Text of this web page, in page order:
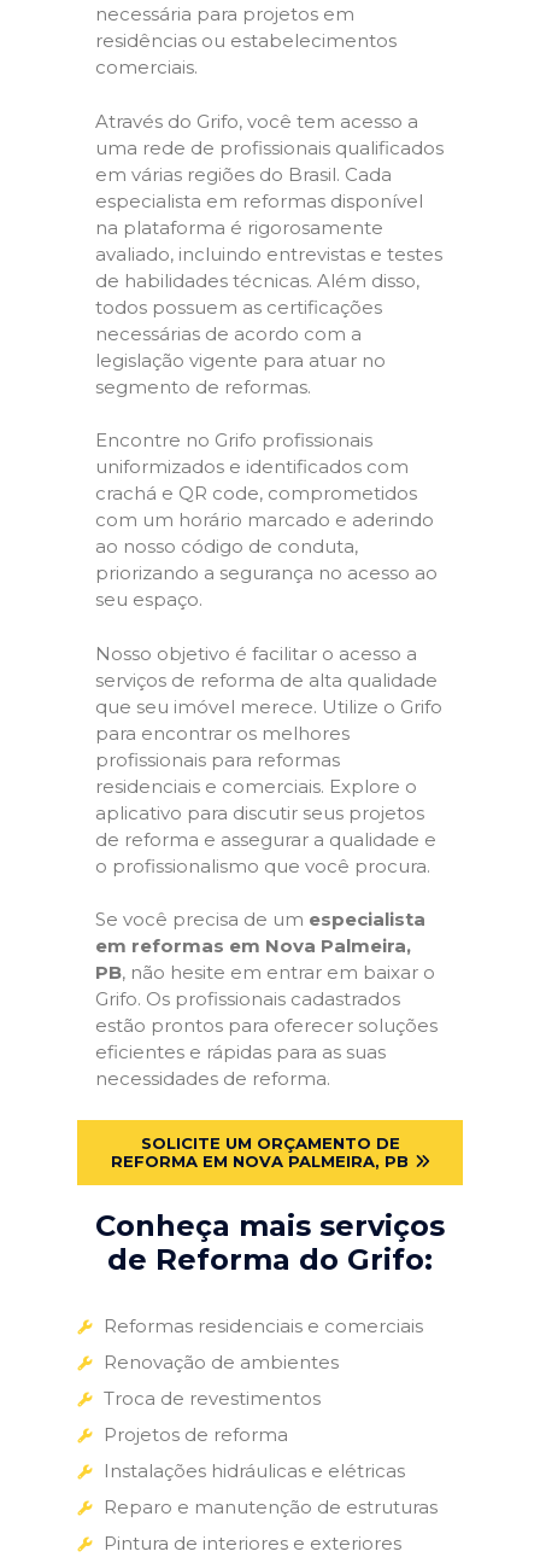
necessária para projetos em
residências ou estabelecimentos
comerciais.
Através do Grifo, você tem acesso a
uma rede de profissionais qualificados
em várias regiões do Brasil. Cada
especialista em reformas disponível
na plataforma é rigorosamente
avaliado, incluindo entrevistas e testes
de habilidades técnicas. Além disso,
todos possuem as certificações
necessárias de acordo com a
legislação vigente para atuar no
segmento de reformas.
Encontre no Grifo profissionais
uniformizados e identificados com
crachá e QR code, comprometidos
com um horário marcado e aderindo
ao nosso código de conduta,
priorizando a segurança no acesso ao
seu espaço.
Nosso objetivo é facilitar o acesso a
serviços de reforma de alta qualidade
que seu imóvel merece. Utilize o Grifo
para encontrar os melhores
profissionais para reformas
residenciais e comerciais. Explore o
aplicativo para discutir seus projetos
de reforma e assegurar a qualidade e
o profissionalismo que você procura.
Se você precisa de um especialista
em reformas em Nova Palmeira,
PB, não hesite em entrar em baixar o
Grifo. Os profissionais cadastrados
estão prontos para oferecer soluções
eficientes e rápidas para as suas
necessidades de reforma.
SOLICITE UM ORÇAMENTO DE
REFORMA EM NOVA PALMEIRA, PB
Conheça mais serviços
de Reforma do Grifo:
Reformas residenciais e comerciais
Renovação de ambientes
Troca de revestimentos
Projetos de reforma
Instalações hidráulicas e elétricas
Reparo e manutenção de estruturas
Pintura de interiores e exteriores